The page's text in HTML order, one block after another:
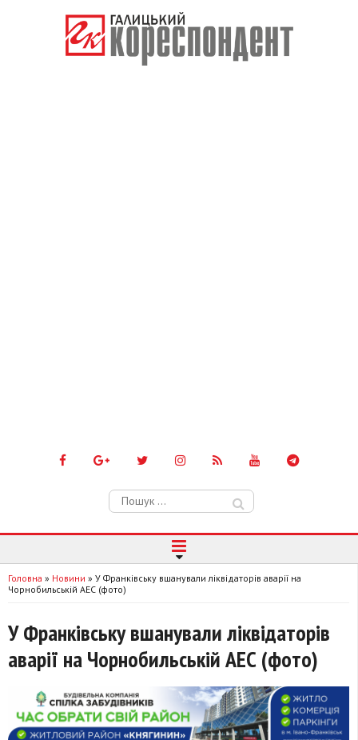
Пошук:
Головна » Новини » У Франківську вшанували ліквідаторів аварії на
Чорнобильській АЕС (фото)
У Франківську вшанували ліквідаторів
аварії на Чорнобильській АЕС (фото)